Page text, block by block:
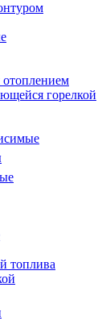
горелкой
топлива